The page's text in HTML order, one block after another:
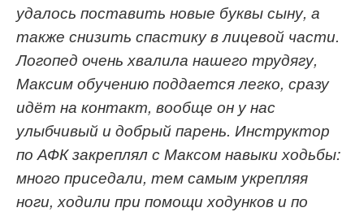
удалось поставить новые буквысыну, а
также снизить спастикув лицевой части.
Логопед очень хвалила нашего трудягу,
Максимобучению поддается легко, сразу
идёт на контакт, вообще он у нас
улыбчивый и добрый парень. Инструктор
по АФК закреплял с Максом навыки ходьбы:
много приседали, тем самым укрепляя
ноги, ходили при помощи ходункови по